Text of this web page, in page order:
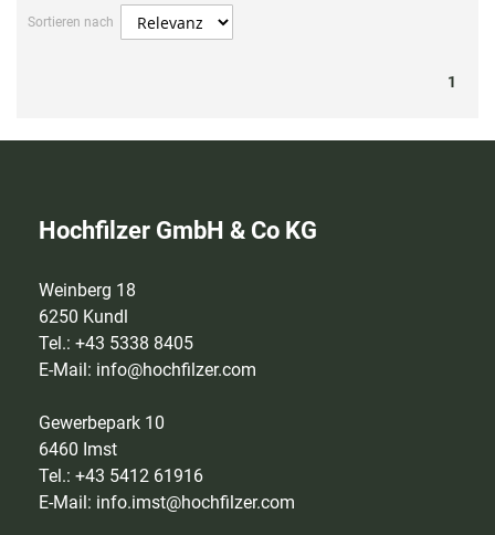
Sortieren nach
1
Hochfilzer GmbH & Co KG
Weinberg 18
6250 Kundl
Tel.: +43 5338 8405
E-Mail: info@hochfilzer.com
Gewerbepark 10
6460 Imst
Tel.: +43 5412 61916
E-Mail: info.imst@hochfilzer.com